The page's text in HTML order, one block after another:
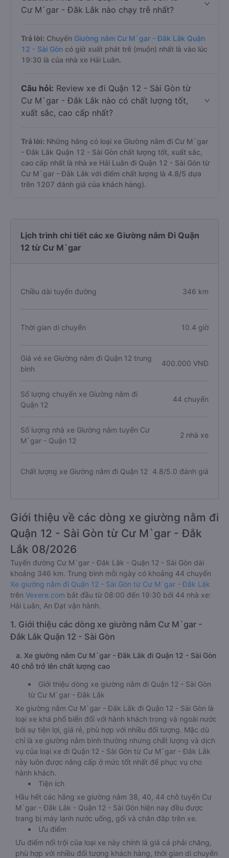
Cư M`gar - Đắk Lắk nào chạy trễ nhất?
Trả lời: Chuyến Giường nằm Cư M`gar - Đắk Lắk Quận
12 - Sài Gòn có giờ xuất phát trễ (muộn) nhất là vào lúc
19:30 là của nhà xe Hải Luân.
Câu hỏi: Review xe đi Quận 12 - Sài Gòn từ
Cư M`gar - Đắk Lắk nào có chất lượng tốt,
xuất sắc, cao cấp nhất?
Trả lời: Những hãng có loại xe Giường nằm đi Cư M`gar
- Đắk Lắk Quận 12 - Sài Gòn chất lượng tốt, xuất sắc,
cao cấp nhất là nhà xe Hải Luân đi Quận 12 - Sài Gòn từ
Cư M`gar - Đắk Lắk với điểm chất lượng là 4.8/5 dựa
trên 1207 đánh giá của khách hàng).
Lịch trình chi tiết các xe Giường nằm Đi Quận
12 từ Cư M`gar
Chiều dài tuyến đường 346 km
Thời gian di chuyển 10.4 giờ
Giá vé xe Giường nằm đi Quận 12 trung
bình
400.000 VNĐ
Số lượng chuyến xe Giường nằm đi
Quận 12
44 chuyến
Số lượng nhà xe Giường nằm tuyến Cư
M`gar - Quận 12
2 nhà xe
Chất lượng xe Giường nằm đi Quận 12 4.8/5.0 đánh giá
Giới thiệu về các dòng xe giường nằm đi
Quận 12 - Sài Gòn từ Cư M`gar - Đắk
Lắk 08/2026
Tuyến đường Cư M`gar - Đắk Lắk - Quận 12 - Sài Gòn dài
khoảng 346 km. Trung bình mỗi ngày có khoảng 44 chuyến
Xe giường nằm đi Quận 12 - Sài Gòn từ Cư M`gar - Đắk Lắk
trên Vexere.com bắt đầu từ 08:00 đến 19:30 bởi 44 nhà xe:
Hải Luân, An Đạt vận hành.
1. Giới thiệu các dòng xe giường nằm Cư M`gar -
Đắk Lắk Quận 12 - Sài Gòn
a. Xe giường nằm Cư M`gar - Đắk Lắk đi Quận 12 - Sài Gòn
40 chỗ trở lên chất lượng cao
Giới thiệu dòng xe giường nằm đi Quận 12 - Sài Gòn
từ Cư M`gar - Đắk Lắk
Xe giường nằm Cư M`gar - Đắk Lắk đi Quận 12 - Sài Gòn là
loại xe khá phổ biến đối với hành khách trong và ngoài nước
bởi sự tiện lợi, giá rẻ, phù hợp với nhiều đối tượng. Mặc dù
chỉ là xe giường nằm bình thường nhưng chất lượng và dịch
vụ của loại xe đi Quận 12 - Sài Gòn từ Cư M`gar - Đắk Lắk
này luôn được nâng cấp ở mức tốt nhất để phục vụ cho
hành khách.
Tiện ích
Hầu hết các hãng xe giường nằm 38, 40, 44 chỗ tuyến Cư
M`gar - Đắk Lắk - Quận 12 - Sài Gòn hiện nay đều được
trang bị máy lạnh nước uống, gối và chăn đắp trên xe.
Ưu điểm
Ưu điểm nổi trội của loại xe này chính là giá cả phải chăng,
phù hợp với nhiều đối tượng khách hàng, thời gian di chuyển